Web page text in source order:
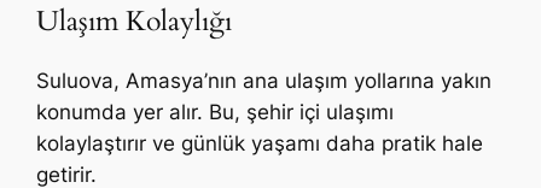
Ulaşım Kolaylığı
Suluova, Amasya’nın ana ulaşım yollarına yakın
konumda yer alır. Bu, şehir içi ulaşımı
kolaylaştırır ve günlük yaşamı daha pratik hale
getirir.